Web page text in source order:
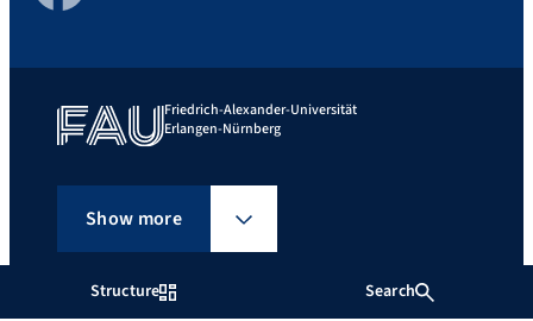
Structure Search
Friedrich-Alexander-Universität
Erlangen-Nürnberg
Show more